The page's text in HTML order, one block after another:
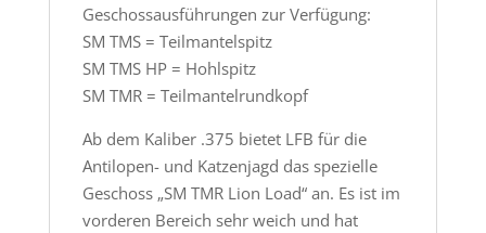
Geschossausführungen zur Verfügung:
SM TMS = Teilmantelspitz
SM TMS HP = Hohlspitz
SM TMR = Teilmantelrundkopf
Ab dem Kaliber .375 bietet LFB für die
Antilopen- und Katzenjagd das spezielle
Geschoss „SM TMR Lion Load“ an. Es ist im
vorderen Bereich sehr weich und hat